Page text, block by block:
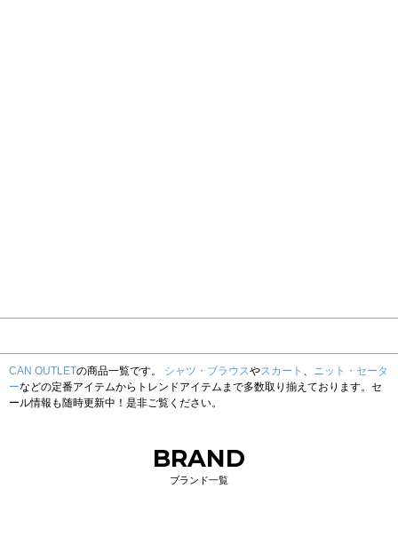
CAN OUTLETの商品一覧です。 シャツ・ブラウスやスカート 、 ニット・セータ
ーなどの定番アイテムからトレンドアイテムまで多数取り揃えております。セ
ール情報も随時更新中！是非ご覧ください。
BRAND
ブランド一覧